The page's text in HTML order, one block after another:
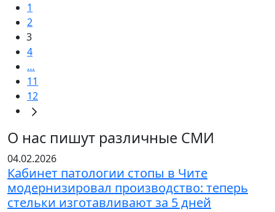
1
2
3
4
…
11
12
О нас пишут различные СМИ
04.02.2026
Кабинет патологии стопы в Чите
модернизировал производство: теперь
стельки изготавливают за 5 дней